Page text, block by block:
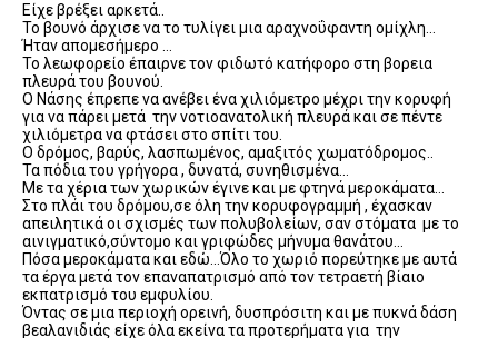
Είχε βρέξει αρκετά..
Το βουνό άρχισε να το τυλίγει μια αραχνοΰφαντη ομίχλη…
Ήταν απομεσήμερο …
Το λεωφορείο έπαιρνε τον φιδωτό κατήφορο στη βορεια
πλευρά του βουνού.
Ο Νάσης έπρεπε να ανέβει ένα χιλιόμετρο μέχρι την κορυφή
για να πάρει μετά την νοτιοανατολική πλευρά και σε πέντε
χιλιόμετρα να φτάσει στο σπίτι του.
Ο δρόμος, βαρύς, λασπωμένος, αμαξιτός χωματόδρομος..
Τα πόδια του γρήγορα , δυνατά, συνηθισμένα…
Με τα χέρια των χωρικών έγινε και με φτηνά μεροκάματα…
Στο πλάι του δρόμου,σε όλη την κορυφογραμμή , έχασκαν
απειλητικά οι σχισμές των πολυβολείων, σαν στόματα με το
αινιγματικό,σύντομο και γριφώδες μήνυμα θανάτου…
Πόσα μεροκάματα και εδώ…Όλο το χωριό πορεύτηκε με αυτά
τα έργα μετά τον επαναπατρισμό από τον τετραετή βίαιο
εκπατρισμό του εμφυλίου.
Όντας σε μια περιοχή ορεινή, δυσπρόσιτη και με πυκνά δάση
βεαλανιδιάς είχε όλα εκείνα τα προτερήματα για την